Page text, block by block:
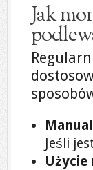
Jak
Jeśli